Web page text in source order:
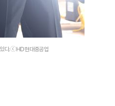
있다.ⓒHD현대중공업